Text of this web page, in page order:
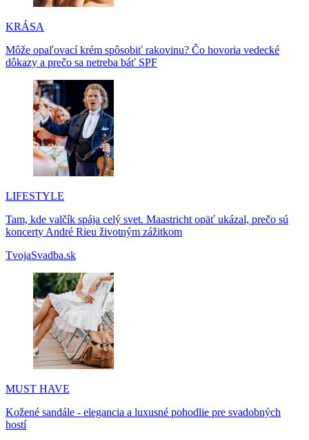
KRÁSA
Môže opaľovací krém spôsobiť rakovinu? Čo hovoria vedecké
dôkazy a prečo sa netreba báť SPF
LIFESTYLE
Tam, kde valčík spája celý svet. Maastricht opäť ukázal, prečo sú
koncerty André Rieu životným zážitkom
TvojaSvadba.sk
MUST HAVE
Kožené sandále - elegancia a luxusné pohodlie pre svadobných
hostí